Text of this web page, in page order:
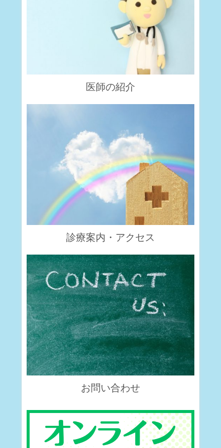
医師の紹介
診療案内・アクセス
お問い合わせ